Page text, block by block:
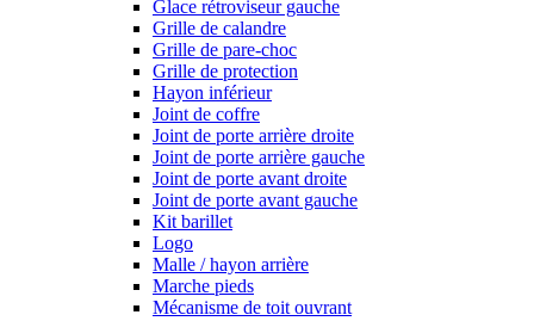
Glace rétroviseur gauche
Grille de calandre
Grille de pare-choc
Grille de protection
Hayon inférieur
Joint de coffre
Joint de porte arrière droite
Joint de porte arrière gauche
Joint de porte avant droite
Joint de porte avant gauche
Kit barillet
Logo
Malle / hayon arrière
Marche pieds
Mécanisme de toit ouvrant